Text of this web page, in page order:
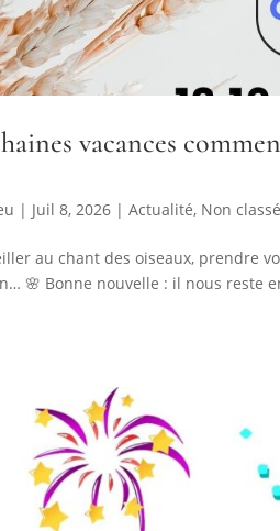
vacances
| Juil 8, 2026 |Actualité, Non classé
au chant des oiseaux, prendre
🌸 Bonne nouvelle : il nous